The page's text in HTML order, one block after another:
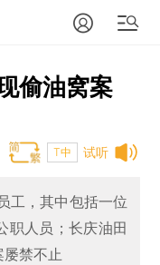
偷油窝案
试听
T中
工，其中包括一位
职人员；长庆油田
禁不止